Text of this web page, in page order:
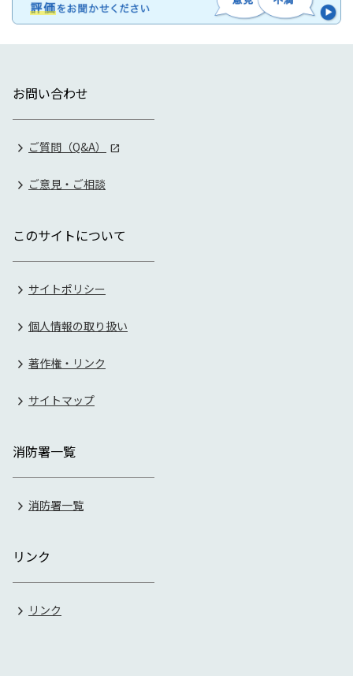
お問い合わせ
ご質問（Q&A）
ご意見・ご相談
このサイトについて
サイトポリシー
個人情報の取り扱い
著作権・リンク
サイトマップ
消防署一覧
消防署一覧
リンク
リンク